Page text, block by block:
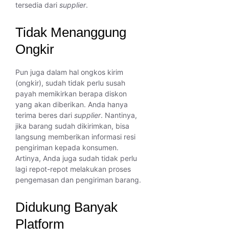
tersedia dari supplier.
Tidak Menanggung
Ongkir
Pun juga dalam hal ongkos kirim
(ongkir), sudah tidak perlu susah
payah memikirkan berapa diskon
yang akan diberikan. Anda hanya
terima beres dari supplier. Nantinya,
jika barang sudah dikirimkan, bisa
langsung memberikan informasi resi
pengiriman kepada konsumen.
Artinya, Anda juga sudah tidak perlu
lagi repot-repot melakukan proses
pengemasan dan pengiriman barang.
Didukung Banyak
Platform